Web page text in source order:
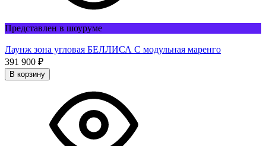
Представлен в шоуруме
Лаунж зона угловая БЕЛЛИСА С модульная маренго
391 900 ₽
В корзину